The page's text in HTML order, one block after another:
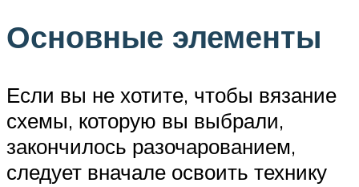
Основные элементы
Если вы не хотите, чтобы вязание
схемы, которую вы выбрали,
закончилось разочарованием,
следует вначале освоить технику